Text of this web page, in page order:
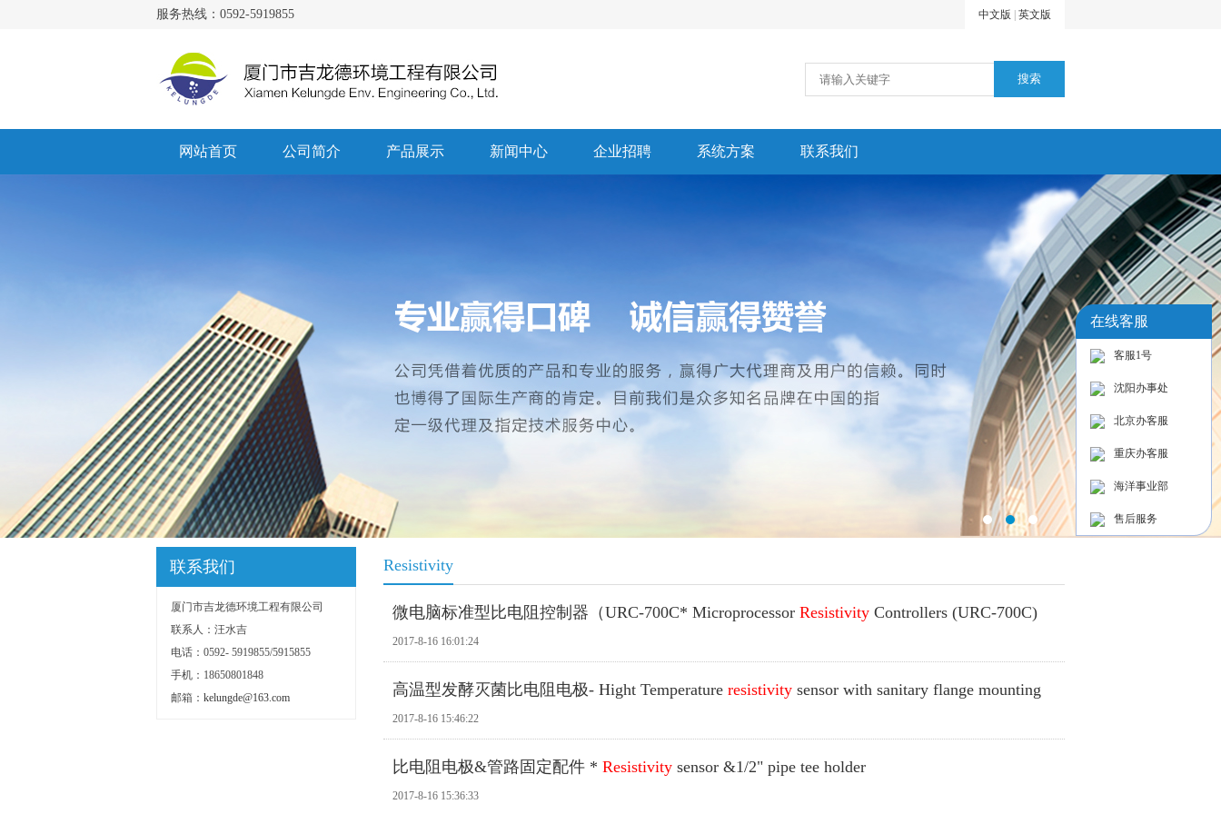
中文版 英文版
服务热线：0592-5919855
网站首页 公司简介 产品展示 新闻中心 企业招聘 系统方案 联系我们
联系我们
厦门市吉龙德环境工程有限公司
联系人：汪水吉
电话：0592- 5919855/5915855
手机：18650801848
邮箱： kelungde@163.com
Resistivity
微电脑标准型比电阻控制器（URC-700C* Microprocessor Resistivity Controllers (URC-700C)
2017-8-16 16:01:24
高温型发酵灭菌比电阻电极- Hight Temperature resistivity sensor with sanitary flange mounting
2017-8-16 15:46:22
比电阻电极&管路固定配件 * Resistivity sensor &1/2" pipe tee holder
2017-8-16 15:36:33
在线客服
客服1号
沈阳办事处
北京办客服
重庆办客服
海洋事业部
售后服务